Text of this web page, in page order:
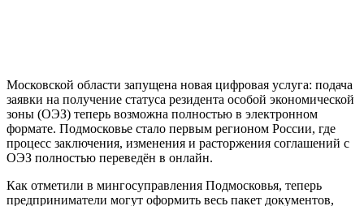
Московской области запущена новая цифровая услуга: подача
заявки на получение статуса резидента особой экономической
зоны (ОЭЗ) теперь возможна полностью в электронном
формате. Подмосковье стало первым регионом России, где
процесс заключения, изменения и расторжения соглашений с
ОЭЗ полностью переведён в онлайн.
Как отметили в мингосуправления Подмосковья, теперь
предприниматели могут оформить весь пакет документов,